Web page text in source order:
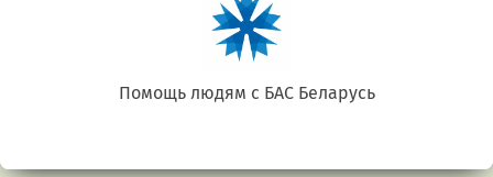
Помощь людям с БАС Беларусь